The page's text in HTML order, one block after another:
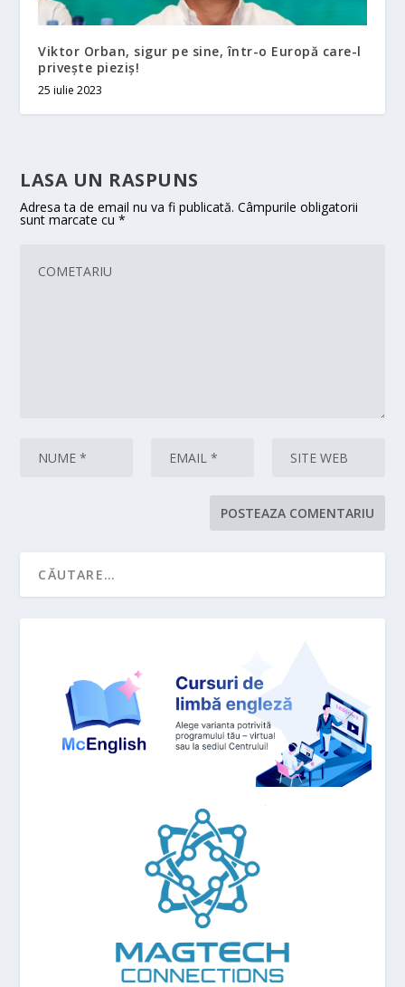
Viktor Orban, sigur pe sine, într-o Europă care-l
priveşte pieziş!
25 iulie 2023
LASA UN RASPUNS
Adresa ta de email nu va fi publicată. Câmpurile obligatorii
sunt marcate cu*